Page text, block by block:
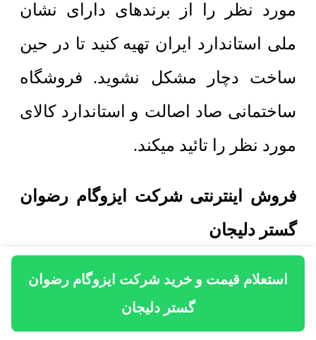
استعلام قیمت و خرید شرکت ایزوگام رضوان
گستر دلیجان
مورد نظر را از برندهای دارای نشان
ملی استاندارد ایران تهیه کنید تا در حین
ساخت دچار مشکل نشوید. فروشگاه
ساختمانی صاد اصالت و استاندارد کالای
مورد نظر را تائید میکند.
فروش اینترنتی شرکت ایزوگام رضوان
گستر دلیجان
در حال حاضر در فروشگاه ساختمانی
صاد امکان فروش اینترنتی و ارسال آن